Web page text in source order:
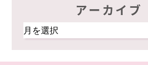
アーカイブ
ア
ー
カ